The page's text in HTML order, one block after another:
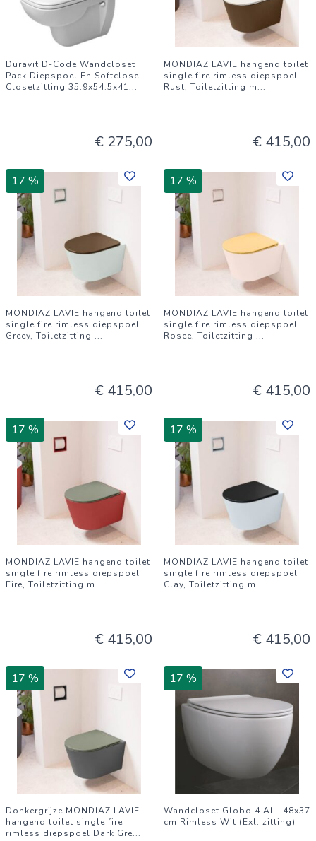
Duravit D-Code Wandcloset
Pack Diepspoel En Softclose
Closetzitting 35.9x54.5x41...
€ 275,00
MONDIAZ LAVIE hangend toilet
single fire rimless diepspoel
Rust, Toiletzitting m...
€ 415,00
17 %
MONDIAZ LAVIE hangend toilet
single fire rimless diepspoel
Greey, Toiletzitting ...
€ 415,00
17 %
MONDIAZ LAVIE hangend toilet
single fire rimless diepspoel
Rosee, Toiletzitting ...
€ 415,00
17 %
MONDIAZ LAVIE hangend toilet
single fire rimless diepspoel
Fire, Toiletzitting m...
€ 415,00
17 %
MONDIAZ LAVIE hangend toilet
single fire rimless diepspoel
Clay, Toiletzitting m...
€ 415,00
17 %
Donkergrijze MONDIAZ LAVIE
hangend toilet single fire
rimless diepspoel Dark Gre...
17 %
Wandcloset Globo 4 ALL 48x37
cm Rimless Wit (Exl. zitting)